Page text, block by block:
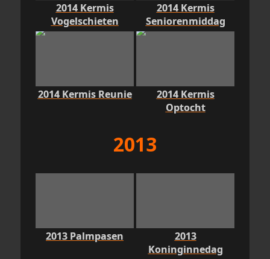
2014 Kermis
Vogelschieten
2014 Kermis
Seniorenmiddag
2014 Kermis Reunie
2014 Kermis
Optocht
2013
2013 Palmpasen
2013
Koninginnedag